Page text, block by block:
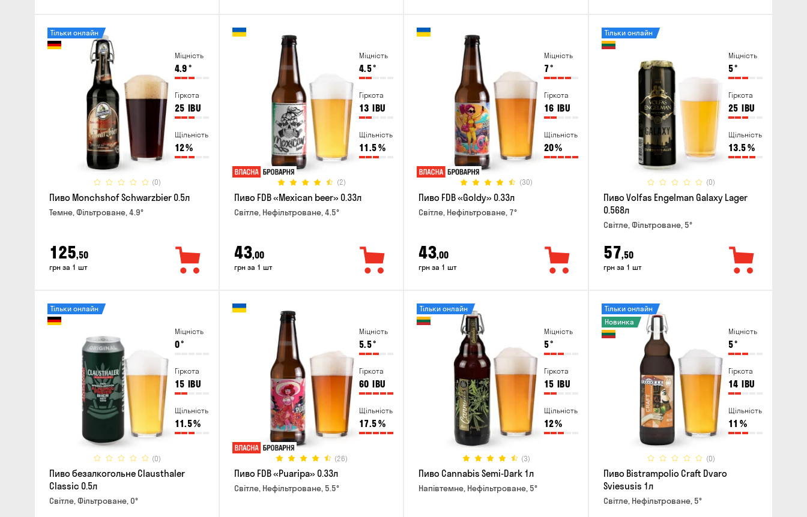
Міцність
4.9°
Гіркота
25 IBU
Щільність
12%
(0)
Тільки онлайн
Пиво Monchshof Schwarzbier 0.5л
Темне, Фільтроване, 4.9°
125,50
грн за 1 шт
Міцність
4.5°
Гіркота
13 IBU
Щільність
11.5%
(2)
Пиво FDB «Mexican beer» 0.33л
Світле, Нефільтроване, 4.5°
43,00
грн за 1 шт
Міцність
7°
Гіркота
16 IBU
Щільність
20%
(30)
Пиво FDB «Goldy» 0.33л
Світле, Нефільтроване, 7°
43,00
грн за 1 шт
Міцність
5°
Гіркота
25 IBU
Щільність
13.5%
(0)
Тільки онлайн
Пиво Volfas Engelman Galaxy Lager
0.568л
Світле, Фільтроване, 5°
57,50
грн за 1 шт
Міцність
0°
Гіркота
15 IBU
Щільність
11.5%
(0)
Тільки онлайн
Пиво безалкогольне Clausthaler
Classic 0.5л
Світле, Фільтроване, 0°
Міцність
5.5°
Гіркота
60 IBU
Щільність
17.5%
(26)
Пиво FDB «Puaripa» 0.33л
Світле, Нефільтроване, 5.5°
Міцність
5°
Гіркота
15 IBU
Щільність
12%
(3)
Тільки онлайн
Пиво Cannabis Semi-Dark 1л
Напівтемне, Нефільтроване, 5°
Міцність
5°
Гіркота
14 IBU
Щільність
11 %
(0)
Тільки онлайн
Новинка
Пиво Bistrampolio Craft Dvaro
Sviesusis 1л
Світле, Нефільтроване, 5°